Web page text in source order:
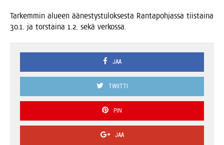
Tar­kem­min alu­een äänes­tys­tu­lok­ses­ta Ran­ta­poh­jas­sa tiis­tai­na
30.1. ja tors­tai­na 1.2. sekä verkossa.
JAA
TWIITTI
PIN
JAA